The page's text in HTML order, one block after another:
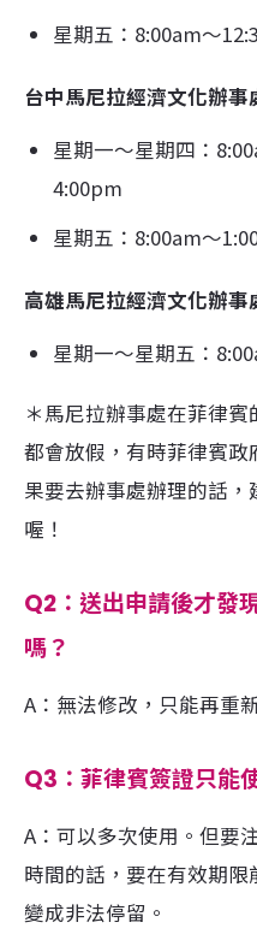
星期五：8:00am～
台中馬尼拉經濟文化辦事
星期一～星期四：
4:00pm
星期五：8:00am～
高雄馬尼拉經濟文化辦事
星期一～星期五：
＊馬尼拉辦事處在菲律
都會放假，有時菲律賓
果要去辦事處辦理的話
喔！
Q2：送出申請後才發
嗎？
A：無法修改，只能再重
Q3：菲律賓簽證只能
A：可以多次使用。但要
時間的話，要在有效期
變成非法停留。